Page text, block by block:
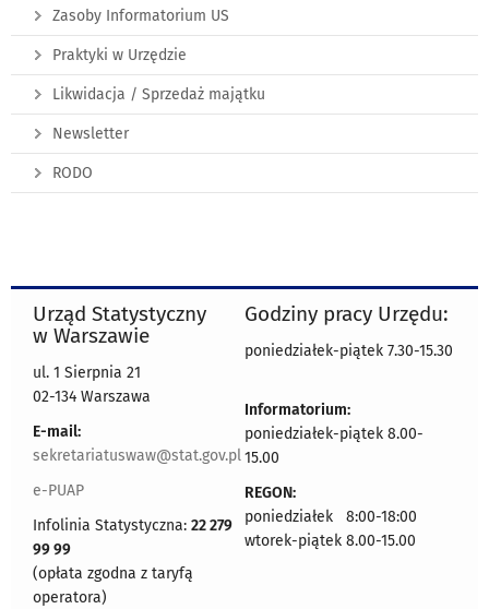
Zasoby Informatorium US
Praktyki w Urzędzie
Likwidacja / Sprzedaż majątku
Newsletter
RODO
Urząd Statystyczny
w Warszawie
ul. 1 Sierpnia 21
02-134 Warszawa
E-mail:
sekretariatuswaw@stat.gov.pl
e-PUAP
Infolinia Statystyczna: 22 279
99 99
(opłata zgodna z taryfą
operatora)
Godziny pracy Urzędu:
poniedziałek-piątek 7.30-15.30
Informatorium:
poniedziałek-piątek 8.00-
15.00
REGON:
poniedziałek 8:00-18:00
wtorek-piątek 8.00-15.00